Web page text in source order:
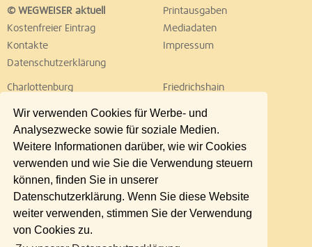
Wir verwenden Cookies für Werbe- und
Analysezwecke sowie für soziale Medien.
Weitere Informationen darüber, wie wir Cookies
verwenden und wie Sie die Verwendung steuern
können, finden Sie in unserer
Datenschutzerklärung. Wenn Sie diese Website
weiter verwenden, stimmen Sie der Verwendung
von Cookies zu.
© WEGWEISER aktuell
Printausgaben
Kostenfreier Eintrag
Mediadaten
Kontakte
Impressum
Datenschutzerklärung
Charlottenburg
Friedrichshain
Lichtenberg
Marzahn
Neukölln
Pankow
Reinickendorf
Schöneberg
Spandau
Steglitz
Tempelhof
Treptow
Umland Ost